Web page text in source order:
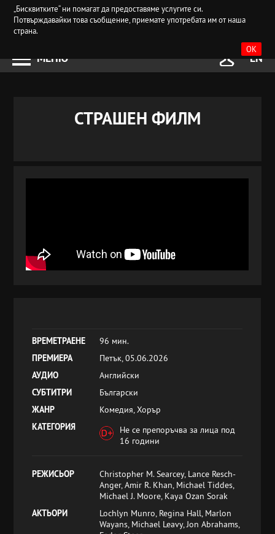
„Бисквитките“ ни помагат да предоставяме услугите си.
Потвърждавайки това съобщение, приемате употребата им от наша
страна.
OK
МЕНЮ EN
СТРАШЕН ФИЛМ
ВРЕМЕТРАЕНЕ
96 мин.
ПРЕМИЕРА
Петък, 05.06.2026
АУДИО
Английски
СУБТИТРИ
Български
ЖАНР
Комедия, Хорър
КАТЕГОРИЯ
Не се препоръчва за лица под
16 години
РЕЖИСЬОР
Christopher M. Searcey, Lance Resch-
Anger, Amir R. Khan, Michael Tiddes,
Michael J. Moore, Kaya Ozan Sorak
АКТЬОРИ
Lochlyn Munro, Regina Hall, Marlon
Wayans, Michael Leavy, Jon Abrahams,